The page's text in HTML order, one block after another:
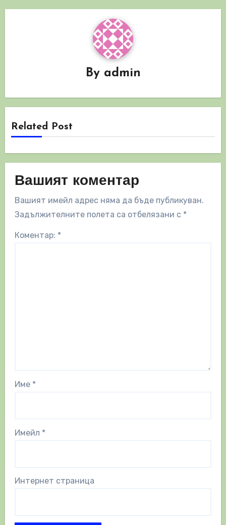
By admin
Related Post
Вашият коментар
Вашият имейл адрес няма да бъде публикуван.
Задължителните полета са отбелязани с *
Коментар: *
Име *
Имейл *
Интернет страница